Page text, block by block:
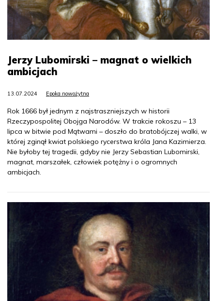
Jerzy Lubomirski – magnat o wielkich
ambicjach
13.07.2024 Epoka nowożytna
Rok 1666 był jednym z najstraszniejszych w historii
Rzeczypospolitej Obojga Narodów. W trakcie rokoszu – 13
lipca w bitwie pod Mątwami – doszło do bratobójczej walki, w
której zginął kwiat polskiego rycerstwa króla Jana Kazimierza.
Nie byłoby tej tragedii, gdyby nie Jerzy Sebastian Lubomirski,
magnat, marszałek, człowiek potężny i o ogromnych
ambicjach.